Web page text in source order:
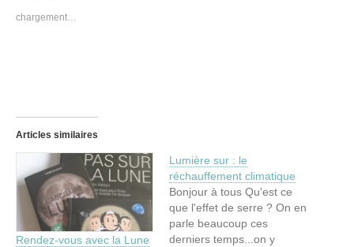
chargement…
Articles similaires
Rendez-vous avec la Lune
Lumière sur : le
réchauffement climatique
Bonjour à tous Qu'est ce
que l'effet de serre ? On en
parle beaucoup ces
derniers temps...on y